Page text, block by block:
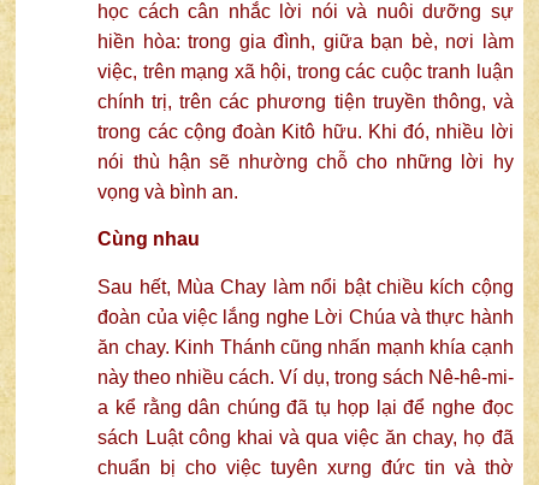
học cách cân nhắc lời nói và nuôi dưỡng sự
hiền hòa: trong gia đình, giữa bạn bè, nơi làm
việc, trên mạng xã hội, trong các cuộc tranh luận
chính trị, trên các phương tiện truyền thông, và
trong các cộng đoàn Kitô hữu. Khi đó, nhiều lời
nói thù hận sẽ nhường chỗ cho những lời hy
vọng và bình an.
Cùng nhau
Sau hết, Mùa Chay làm nổi bật chiều kích cộng
đoàn của việc lắng nghe Lời Chúa và thực hành
ăn chay. Kinh Thánh cũng nhấn mạnh khía cạnh
này theo nhiều cách. Ví dụ, trong sách Nê-hê-mi-
a kể rằng dân chúng đã tụ họp lại để nghe đọc
sách Luật công khai và qua việc ăn chay, họ đã
chuẩn bị cho việc tuyên xưng đức tin và thờ